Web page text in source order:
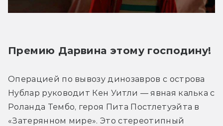
Премию Дарвина этому господину!
Операцией по вывозу динозавров с острова
Нублар руководит Кен Уитли — явная калька с
Роланда Тембо, героя Пита Постлетуэйта в
«Затерянном мире». Это стереотипный